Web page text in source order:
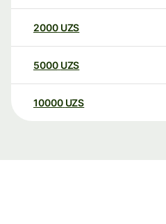
2000 UZS
5000 UZS
10000 UZS